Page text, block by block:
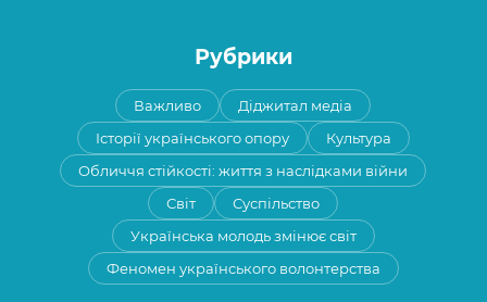
Рубрики
Важливо
Діджитал медіа
Історії українського опору
Культура
Обличчя стійкості: життя з наслідками війни
Світ
Суспільство
Українська молодь змінює світ
Феномен українського волонтерства